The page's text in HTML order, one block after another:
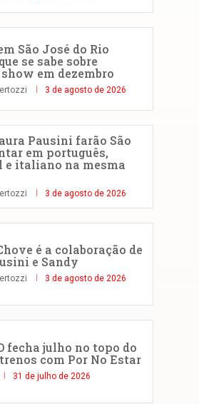
São José do Rio
se sabe sobre
em dezembro
3 de agosto de 2026
Pausini farão São
em português,
e italiano na mesma
3 de agosto de 2026
é a colaboração de
e Sandy
3 de agosto de 2026
fecha julho no topo do
com Por No Estar
31 de julho de 2026